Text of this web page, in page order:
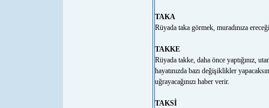
TAKA
Rüyada taka görmek, muradınıza
TAKKE
Rüyada takke, daha önce yaptığınız,
hayatınızda bazı değişiklikler
uğrayacağınızı haber verir.
TAKSİ